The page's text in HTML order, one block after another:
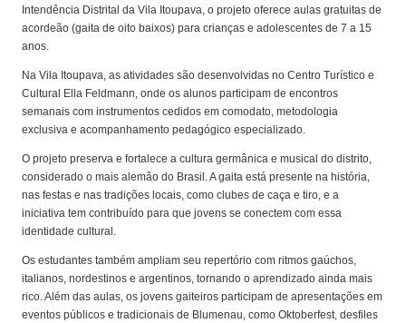
Intendência Distrital da Vila Itoupava, o projeto oferece aulas gratuitas de
acordeão (gaita de oito baixos) para crianças e adolescentes de 7 a 15
anos.
Na Vila Itoupava, as atividades são desenvolvidas no Centro Turístico e
Cultural Ella Feldmann, onde os alunos participam de encontros
semanais com instrumentos cedidos em comodato, metodologia
exclusiva e acompanhamento pedagógico especializado.
O projeto preserva e fortalece a cultura germânica e musical do distrito,
considerado o mais alemão do Brasil. A gaita está presente na história,
nas festas e nas tradições locais, como clubes de caça e tiro, e a
iniciativa tem contribuído para que jovens se conectem com essa
identidade cultural.
Os estudantes também ampliam seu repertório com ritmos gaúchos,
italianos, nordestinos e argentinos, tornando o aprendizado ainda mais
rico. Além das aulas, os jovens gaiteiros participam de apresentações em
eventos públicos e tradicionais de Blumenau, como Oktoberfest, desfiles